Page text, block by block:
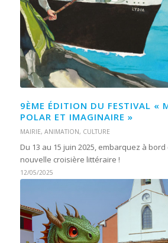
9ÈME ÉDITION DU FESTIVAL «
POLAR ET IMAGINAIRE »
MAIRIE, ANIMATION, CULTURE
Du 13 au 15 juin 2025, embarquez à
nouvelle croisière littéraire !
12/05/2025